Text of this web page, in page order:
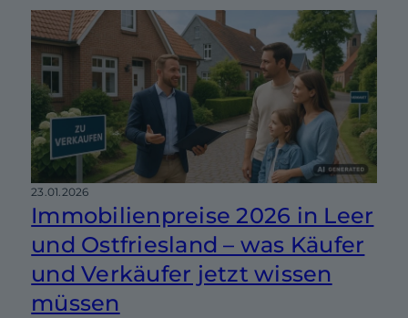
23.01.2026
Immobilienpreise 2026 in Leer
und Ostfriesland – was Käufer
und Verkäufer jetzt wissen
müssen